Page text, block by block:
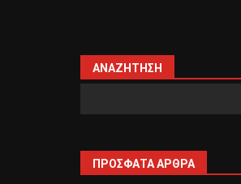
ΑΝΑΖΉΤΗΣΗ
ΠΡΌΣΦΑΤΑ ΆΡΘΡΑ